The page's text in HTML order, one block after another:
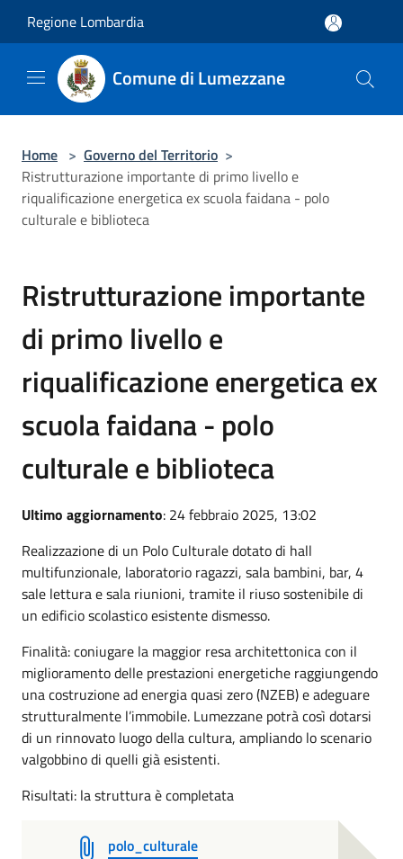
Regione Lombardia
Comune di Lumezzane
Home > Governo del Territorio >
Ristrutturazione importante di primo livello e
riqualificazione energetica ex scuola faidana - polo
culturale e biblioteca
Ristrutturazione importante
di primo livello e
riqualificazione energetica ex
scuola faidana - polo
culturale e biblioteca
Ultimo aggiornamento: 24 febbraio 2025, 13:02
Realizzazione di un Polo Culturale dotato di hall
multifunzionale, laboratorio ragazzi, sala bambini, bar, 4
sale lettura e sala riunioni, tramite il riuso sostenibile di
un edificio scolastico esistente dismesso.
Finalità: coniugare la maggior resa architettonica con il
miglioramento delle prestazioni energetiche raggiungendo
una costruzione ad energia quasi zero (NZEB) e adeguare
strutturalmente l’immobile. Lumezzane potrà così dotarsi
di un rinnovato luogo della cultura, ampliando lo scenario
valgobbino di quelli già esistenti.
Risultati: la struttura è completata
polo_culturale